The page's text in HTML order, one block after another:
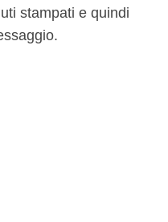
stampati e quindi